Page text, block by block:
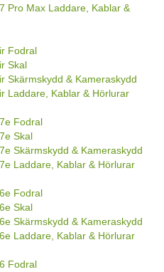
Pro Max Laddare, Kablar &
Fodral
Skal
Skärmskydd & Kameraskydd
Laddare, Kablar & Hörlurar
Fodral
Skal
Skärmskydd & Kameraskydd
Laddare, Kablar & Hörlurar
Fodral
Skal
Skärmskydd & Kameraskydd
Laddare, Kablar & Hörlurar
Fodral